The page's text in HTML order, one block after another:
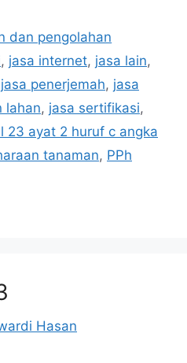
dan pengolahan
, jasa internet, jasa lain,
jasa penerjemah, jasa
lahan, jasa sertifikasi,
23 ayat 2 huruf c angka
tanaman, PPh
Hasan